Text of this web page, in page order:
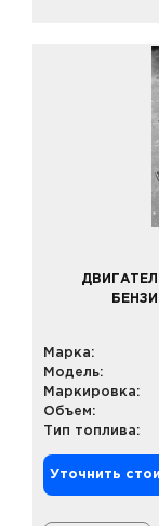
Марка:
Модель:
Маркировка:
Объем:
Тип топлива:
Уточнить